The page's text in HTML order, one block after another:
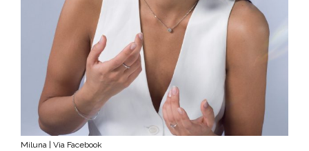
Miluna | Via Facebook